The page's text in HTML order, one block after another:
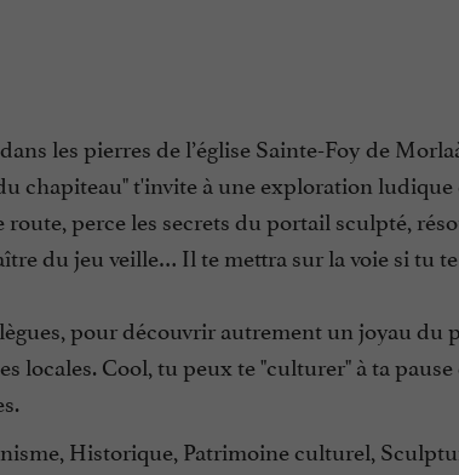
les pierres de l’église Sainte-Foy de
chapiteau" t'invite à une exploration
route, perce les secrets du portail sculpté,
du jeu veille… Il te mettra sur la voie si tu
pour découvrir autrement un joyau du
locales. Cool, tu peux te "culturer" à ta
Historique, Patrimoine culturel,